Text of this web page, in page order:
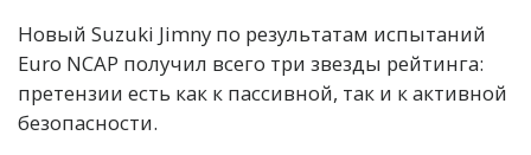
Новый Suzuki Jimny по результатам испытаний
Euro NCAP получил всего три звезды рейтинга:
претензии есть как к пассивной, так и к активной
безопасности.